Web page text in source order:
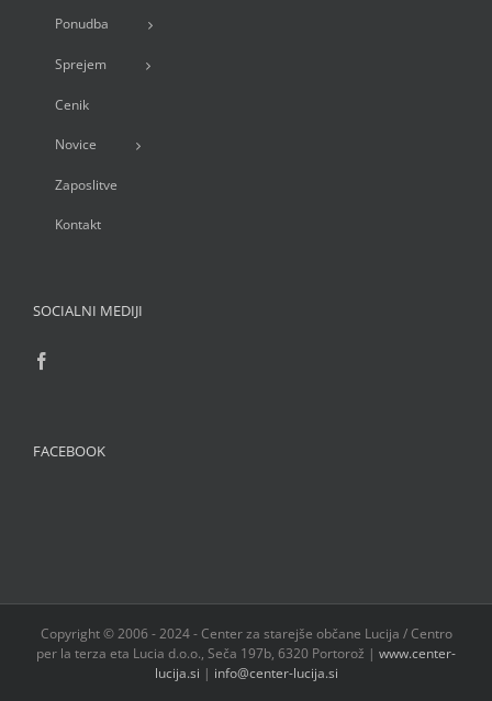
Ponudba
Sprejem
Cenik
Novice
Zaposlitve
Kontakt
SOCIALNI MEDIJI
FACEBOOK
Copyright © 2006 - 2024 - Center za starejše občane Lucija / Centro
per la terza eta Lucia d.o.o., Seča 197b, 6320 Portorož | www.center-
lucija.si | info@center-lucija.si